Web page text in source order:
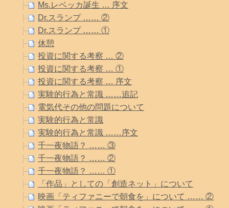
Ms.レベッカ誕生 … 序文
Dr.スランプ …… ②
Dr.スランプ …… ①
休憩
投資に関する考察 … ②
投資に関する考察 … ①
投資に関する考察 … 序文
実験的行為と常識 ……追記
電気代その他の問題について
実験的行為と常識
実験的行為と常識 ……序文
千一夜物語？ …… ③
千一夜物語？ …… ②
千一夜物語？ …… ①
「作品」としての「創造ネット」について
映画「ティファニーで朝食を」について …… ②